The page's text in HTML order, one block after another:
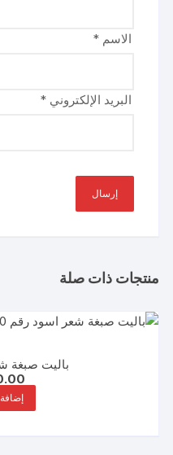
الاسم*
البريد الإلكتروني*
منتجات ذات صلة
باليت صبغة